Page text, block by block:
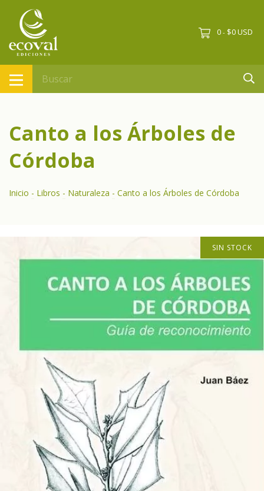
0 - $0 USD
Canto a los Árboles de
Córdoba
Inicio - Libros - Naturaleza - Canto a los Árboles de Córdoba
SIN STOCK